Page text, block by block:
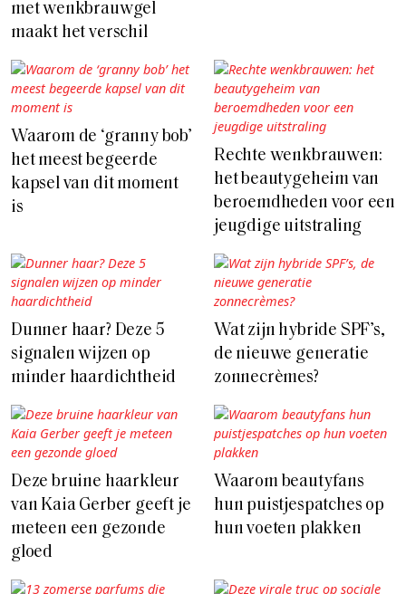
met wenkbrauwgel
maakt het verschil
Waarom de ‘granny bob’
het meest begeerde
kapsel van dit moment
is
Rechte wenkbrauwen:
het beautygeheim van
beroemdheden voor een
jeugdige uitstraling
Dunner haar? Deze 5
signalen wijzen op
minder haardichtheid
Wat zijn hybride SPF’s,
de nieuwe generatie
zonnecrèmes?
Deze bruine haarkleur
van Kaia Gerber geeft je
meteen een gezonde
gloed
Waarom beautyfans
hun puistjespatches op
hun voeten plakken